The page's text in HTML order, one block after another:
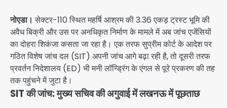
नोएडा। सेक्टर-110 स्थित महर्षि आश्रम की 3.36 एकड़ ट्रस्ट भूमि की
अवैध बिक्री और उस पर अनधिकृत निर्माण के मामले में अब जांच एजेंसियों
का दोहरा शिकंजा कसता जा रहा है। एक तरफ सुप्रीम कोर्ट के आदेश पर
गठित विशेष जांच दल (SIT) अपनी जांच आगे बढ़ा रही है, तो दूसरी तरफ
प्रवर्तन निदेशालय (ED) भी मनी लॉन्ड्रिंग के एंगल से पूरे प्रकरण की तह
तक पहुंचने में जुटा है।
SIT की जांच: मुख्य सचिव की अगुवाई में लखनऊ में पूछताछ